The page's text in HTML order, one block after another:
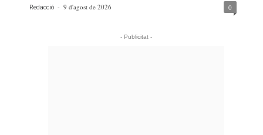
Redacció - 9 d'agost de 2026 0
- Publicitat -